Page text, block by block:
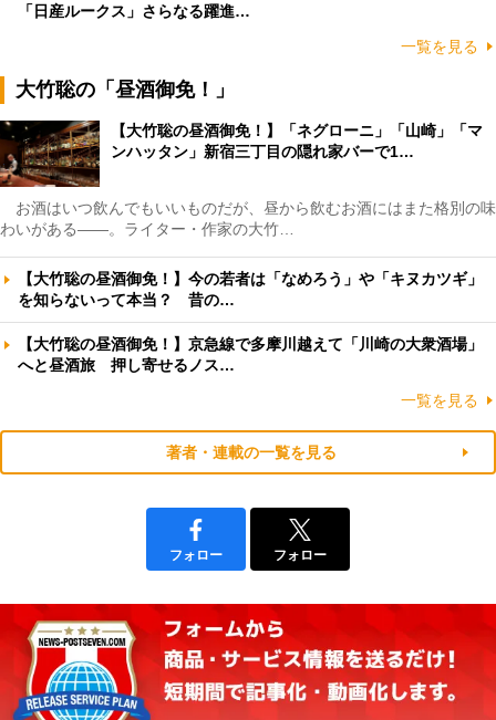
「日産ルークス」さらなる躍進…
一覧を見る
大竹聡の「昼酒御免！」
【大竹聡の昼酒御免！】「ネグローニ」「山崎」「マ
ンハッタン」新宿三丁目の隠れ家バーで1…
お酒はいつ飲んでもいいものだが、昼から飲むお酒にはまた格別の味
わいがある――。ライター・作家の大竹…
【大竹聡の昼酒御免！】今の若者は「なめろう」や「キヌカツギ」
を知らないって本当？ 昔の…
【大竹聡の昼酒御免！】京急線で多摩川越えて「川崎の大衆酒場」
へと昼酒旅 押し寄せるノス…
一覧を見る
著者・連載の一覧を見る
フォロー フォロー